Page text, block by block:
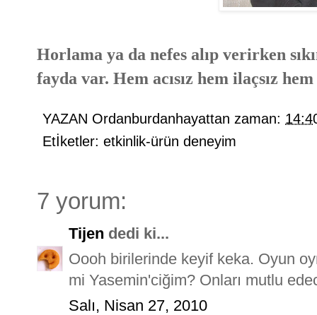
Horlama ya da nefes alıp verirken
fayda var. Hem acısız hem ilaçsız
YAZAN Ordanburdanhayattan zaman:
Etİketler: etkinlik-ürün deneyim
7 yorum:
Tijen dedi ki...
Oooh birilerinde keyif keka. Oyun
mi Yasemin'ciğim? Onları mutlu
Salı, Nisan 27, 2010